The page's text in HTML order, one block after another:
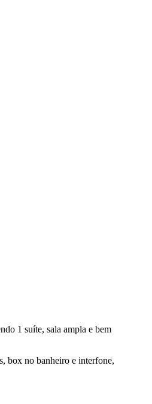
1 suíte, sala ampla e bem
box no banheiro e interfone,